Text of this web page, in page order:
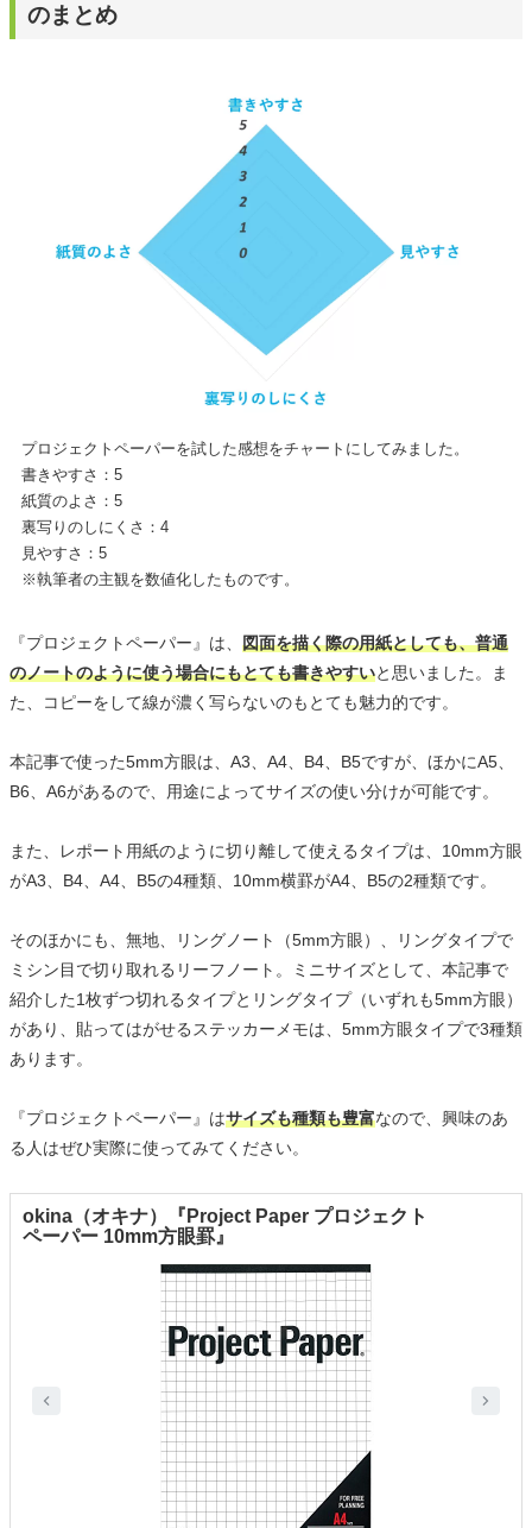
のまとめ
プロジェクトペーパーを試した感想をチャートにしてみました。
書きやすさ：5
紙質のよさ：5
裏写りのしにくさ：4
見やすさ：5
※執筆者の主観を数値化したものです。
『プロジェクトペーパー』は、 図面を描く際の用紙としても、普通
のノートのように使う場合にもとても書きやすいと思いました。ま
た、コピーをして線が濃く写らないのもとても魅力的です。
本記事で使った5mm方眼は、A3、A4、B4、B5ですが、ほかにA5、
B6、A6があるので、用途によってサイズの使い分けが可能です。
また、レポート用紙のように切り離して使えるタイプは、10mm方眼
がA3、B4、A4、B5の4種類、10mm横罫がA4、B5の2種類です。
そのほかにも、無地、リングノート（5mm方眼）、リングタイプで
ミシン目で切り取れるリーフノート。ミニサイズとして、本記事で
紹介した1枚ずつ切れるタイプとリングタイプ（いずれも5mm方眼）
があり、貼ってはがせるステッカーメモは、5mm方眼タイプで3種類
あります。
『プロジェクトペーパー』はサイズも種類も豊富なので、興味のあ
る人はぜひ実際に使ってみてください。
okina（オキナ）『Project Paper プロジェクト
ペーパー 10mm方眼罫』